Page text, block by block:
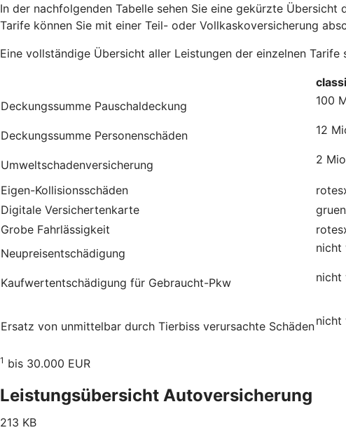
In der nachfolgenden Tabelle sehen Sie eine gekürzte
Tarife können Sie mit einer Teil- oder Vollkaskoversicherung
Eine vollständige Übersicht aller Leistungen der einzelnen
Deckungssumme Pauschaldeckung
100
Deckungssumme Personenschäden 12
Umweltschadenversicherung 2
Eigen-Kollisionsschäden
Digitale Versichertenkarte
Grobe Fahrlässigkeit
Neupreisentschädigung
nicht
Kauf­wert­entschädi­gung für Gebraucht-Pkw nicht
Ersatz von unmittelbar durch Tierbiss verur­sachte Schädennicht
1 bis 30.000 EUR
Leistungsübersicht Autoversicherung
213 KB